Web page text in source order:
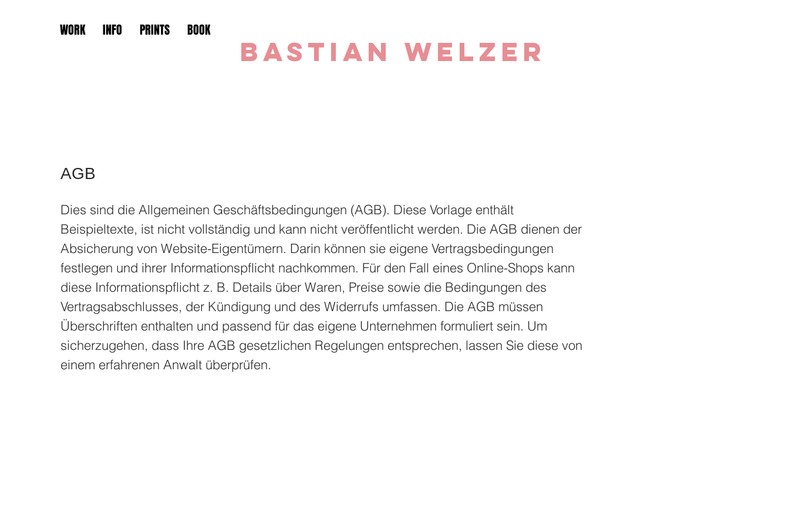
WORK INFO PRINTS BOOK
Bastian Welzer
AGB
Dies sind die Allgemeinen Geschäftsbedingungen (AGB). Diese Vorlage enthält
Beispieltexte, ist nicht vollständig und kann nicht veröffentlicht werden. Die AGB dienen der
Absicherung von Website-Eigentümern. Darin können sie eigene Vertragsbedingungen
festlegen und ihrer Informationspflicht nachkommen. Für den Fall eines Online-Shops kann
diese Informationspflicht z. B. Details über Waren, Preise sowie die Bedingungen des
Vertragsabschlusses, der Kündigung und des Widerrufs umfassen. Die AGB müssen
Überschriften enthalten und passend für das eigene Unternehmen formuliert sein. Um
sicherzugehen, dass Ihre AGB gesetzlichen Regelungen entsprechen, lassen Sie diese von
einem erfahrenen Anwalt überprüfen.